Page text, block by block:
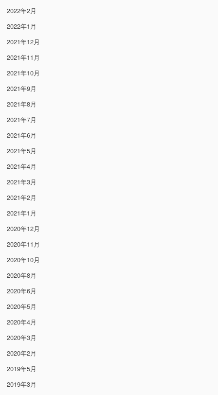
2022年2月
2022年1月
2021年12月
2021年11月
2021年10月
2021年9月
2021年8月
2021年7月
2021年6月
2021年5月
2021年4月
2021年3月
2021年2月
2021年1月
2020年12月
2020年11月
2020年10月
2020年8月
2020年6月
2020年5月
2020年4月
2020年3月
2020年2月
2019年5月
2019年3月